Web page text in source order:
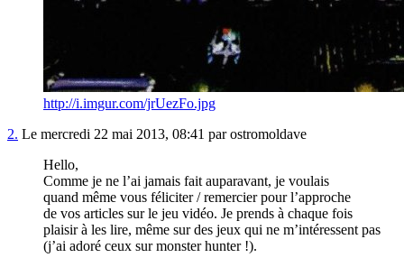
http://i.imgur.com/jrUezFo.jpg
2. Le mercredi 22 mai 2013, 08:41 par ostromoldave
Hello,
Comme je ne l’ai jamais fait auparavant, je voulais
quand même vous féliciter / remercier pour l’approche
de vos articles sur le jeu vidéo. Je prends à chaque fois
plaisir à les lire, même sur des jeux qui ne m’intéressent pas
(j’ai adoré ceux sur monster hunter !).